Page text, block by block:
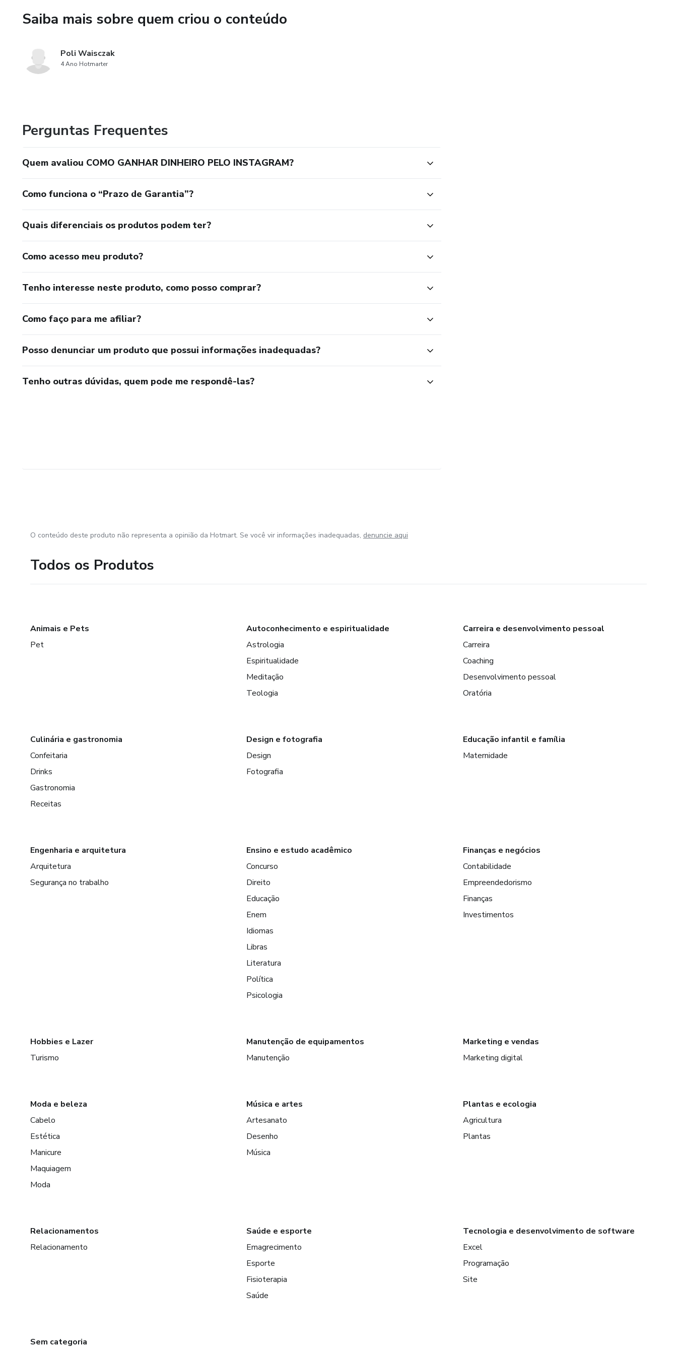
Saiba mais sobre quem criou o conteúdo
Poli Waisczak
4 Ano Hotmarter
Perguntas Frequentes
Quem avaliou COMO GANHAR DINHEIRO PELO INSTAGRAM?
Como funciona o “Prazo de Garantia”?
Quais diferenciais os produtos podem ter?
Como acesso meu produto?
Tenho interesse neste produto, como posso comprar?
Como faço para me afiliar?
Posso denunciar um produto que possui informações inadequadas?
Tenho outras dúvidas, quem pode me respondê-las?
O conteúdo deste produto não representa a opinião da Hotmart. Se você vir informações inadequadas, denuncie aqui
Todos os Produtos
Animais e Pets
Pet
Autoconhecimento e espiritualidade
Astrologia
Espiritualidade
Meditação
Teologia
Carreira e desenvolvimento pessoal
Carreira
Coaching
Desenvolvimento pessoal
Oratória
Culinária e gastronomia
Confeitaria
Drinks
Gastronomia
Receitas
Design e fotografia
Design
Fotografia
Educação infantil e família
Maternidade
Engenharia e arquitetura
Arquitetura
Segurança no trabalho
Ensino e estudo acadêmico
Concurso
Direito
Educação
Enem
Idiomas
Libras
Literatura
Política
Psicologia
Finanças e negócios
Contabilidade
Empreendedorismo
Finanças
Investimentos
Hobbies e Lazer
Turismo
Manutenção de equipamentos
Manutenção
Marketing e vendas
Marketing digital
Moda e beleza
Cabelo
Estética
Manicure
Maquiagem
Moda
Música e artes
Artesanato
Desenho
Música
Plantas e ecologia
Agricultura
Plantas
Relacionamentos
Relacionamento
Saúde e esporte
Emagrecimento
Esporte
Fisioterapia
Saúde
Tecnologia e desenvolvimento de software
Excel
Programação
Site
Sem categoria